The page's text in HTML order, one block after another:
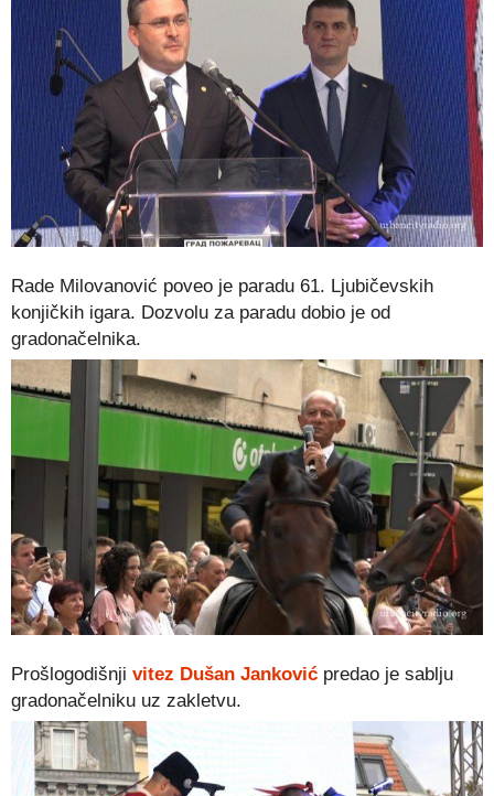
Rade Milovanović poveo je paradu 61. Ljubičevskih
konjičkih igara. Dozvolu za paradu dobio je od
gradonačelnika.
Prošlogodišnji vitez Dušan Janković predao je sablju
gradonačelniku uz zakletvu.